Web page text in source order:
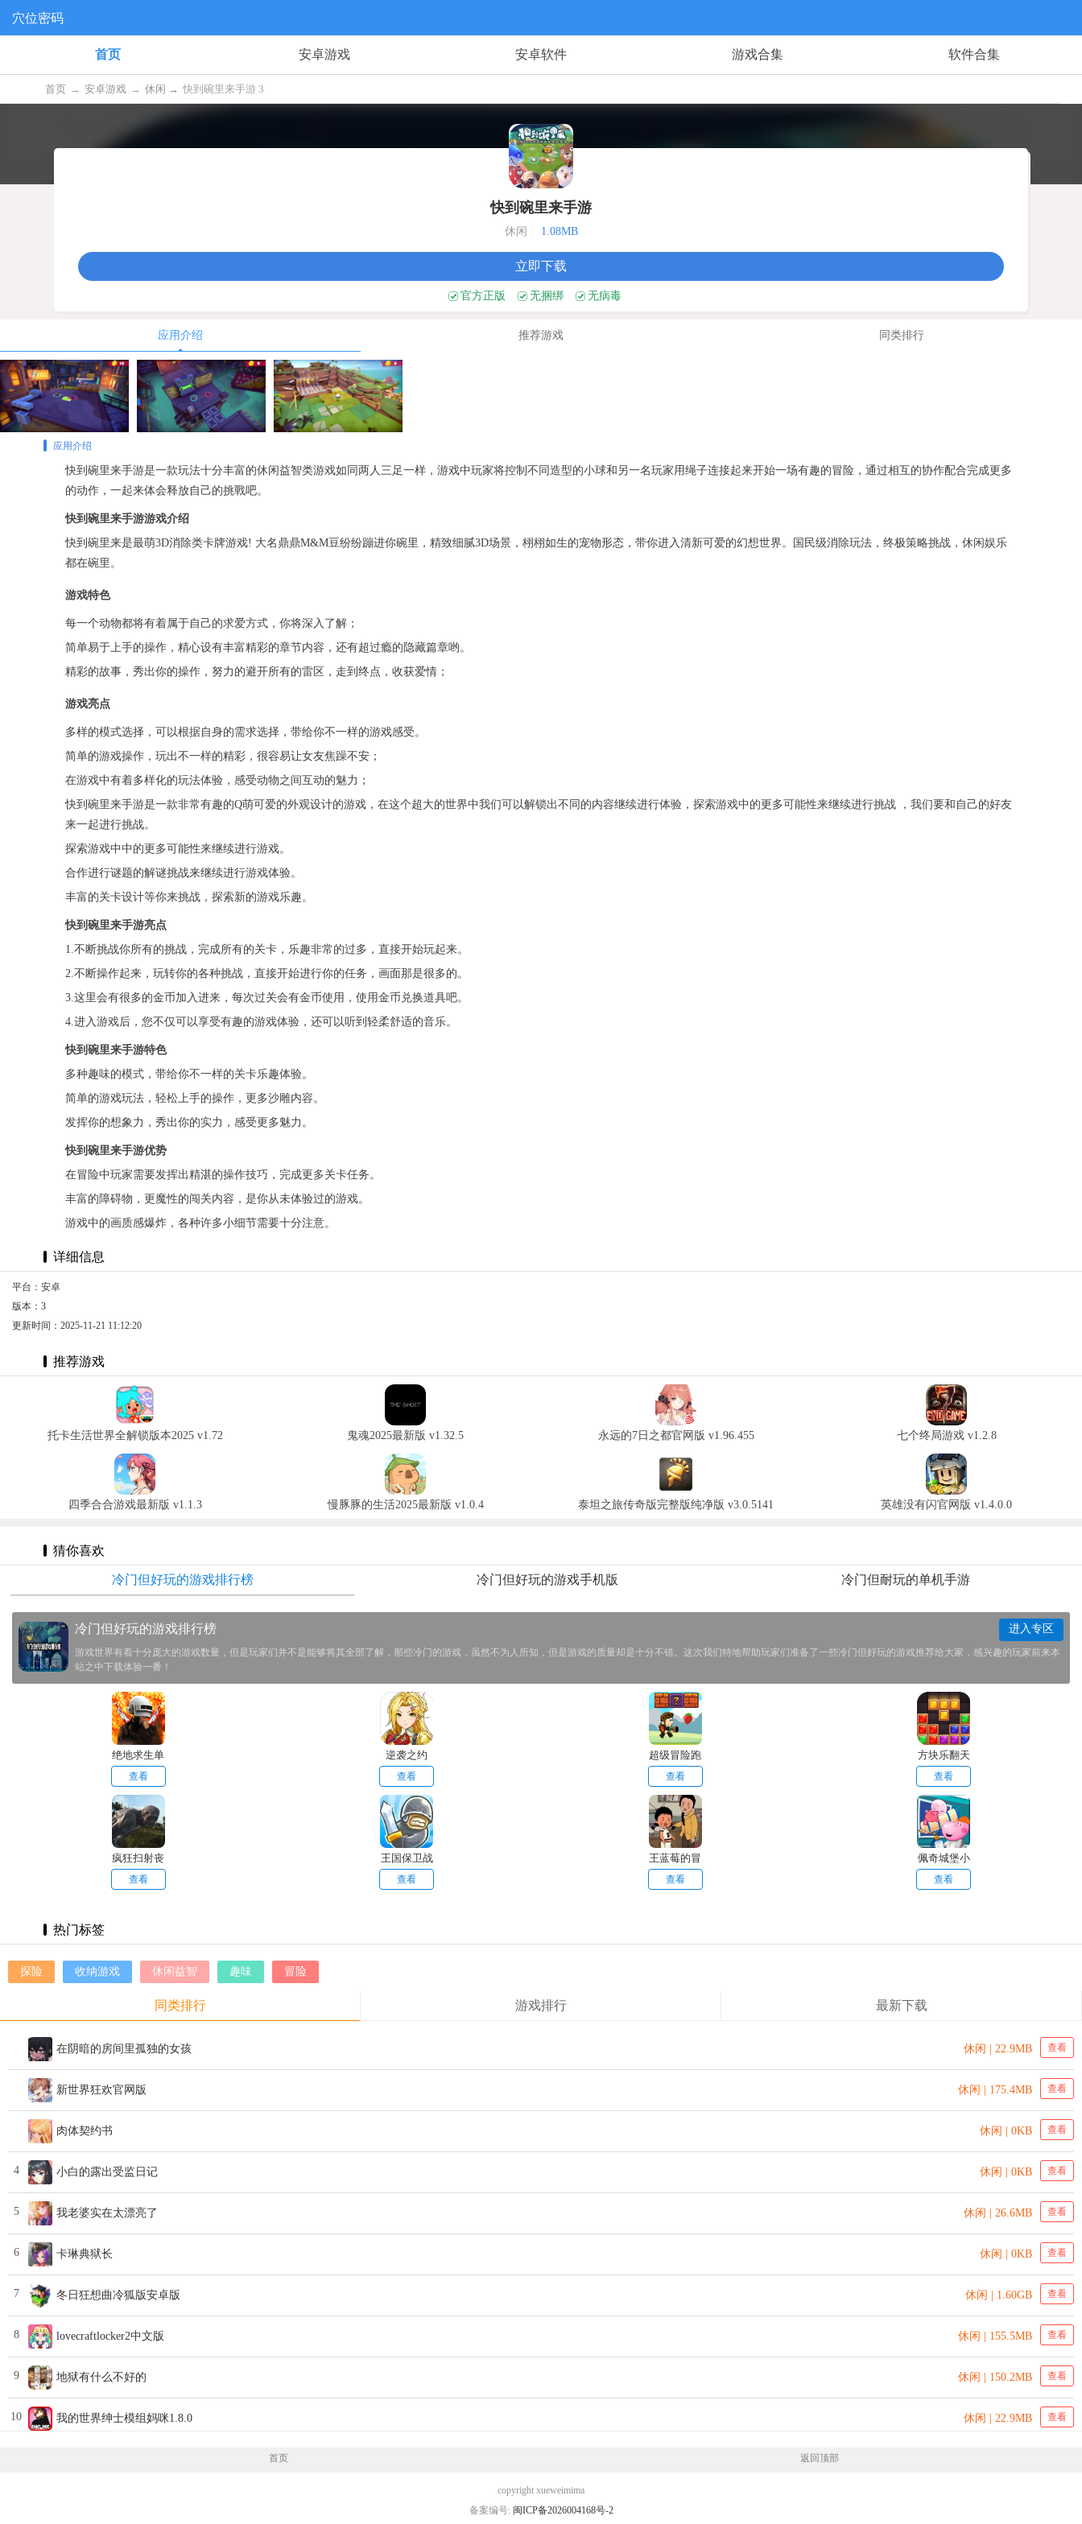
穴位密码
首页 安卓游戏 安卓软件 游戏合集 软件合集
首页 → 安卓游戏 → 休闲 → 快到碗里来手游 3
快到碗里来手游
休闲 1.08MB
立即下载
官方正版 无捆绑 无病毒
应用介绍 推荐游戏 同类排行
应用介绍
快到碗里来手游是一款玩法十分丰富的休闲益智类游戏如同两人三足一样，游戏中玩家将控制不同造型的小球和另一名玩家用绳子连接起来开始一场有趣的冒险，通过相互的协作配合完成更多
的动作，一起来体会释放自己的挑戰吧。
快到碗里来手游游戏介绍
快到碗里来是最萌3D消除类卡牌游戏! 大名鼎鼎M&M豆纷纷蹦进你碗里，精致细腻3D场景，栩栩如生的宠物形态，带你进入清新可爱的幻想世界。国民级消除玩法，终极策略挑战，休闲娱乐
都在碗里。
游戏特色
每一个动物都将有着属于自己的求爱方式，你将深入了解；
简单易于上手的操作，精心设有丰富精彩的章节内容，还有超过瘾的隐藏篇章哟。
精彩的故事，秀出你的操作，努力的避开所有的雷区，走到终点，收获爱情；
游戏亮点
多样的模式选择，可以根据自身的需求选择，带给你不一样的游戏感受。
简单的游戏操作，玩出不一样的精彩，很容易让女友焦躁不安；
在游戏中有着多样化的玩法体验，感受动物之间互动的魅力；
快到碗里来手游是一款非常有趣的Q萌可爱的外观设计的游戏，在这个超大的世界中我们可以解锁出不同的内容继续进行体验，探索游戏中的更多可能性来继续进行挑战 ，我们要和自己的好友
来一起进行挑战。
探索游戏中中的更多可能性来继续进行游戏。
合作进行谜题的解谜挑战来继续进行游戏体验。
丰富的关卡设计等你来挑战，探索新的游戏乐趣。
快到碗里来手游亮点
1.不断挑战你所有的挑战，完成所有的关卡，乐趣非常的过多，直接开始玩起来。
2.不断操作起来，玩转你的各种挑战，直接开始进行你的任务，画面那是很多的。
3.这里会有很多的金币加入进来，每次过关会有金币使用，使用金币兑换道具吧。
4.进入游戏后，您不仅可以享受有趣的游戏体验，还可以听到轻柔舒适的音乐。
快到碗里来手游特色
多种趣味的模式，带给你不一样的关卡乐趣体验。
简单的游戏玩法，轻松上手的操作，更多沙雕内容。
发挥你的想象力，秀出你的实力，感受更多魅力。
快到碗里来手游优势
在冒险中玩家需要发挥出精湛的操作技巧，完成更多关卡任务。
丰富的障碍物，更魔性的闯关内容，是你从未体验过的游戏。
游戏中的画质感爆炸，各种许多小细节需要十分注意。
详细信息
平台：安卓
版本：3
更新时间：2025-11-21 11:12:20
推荐游戏
托卡生活世界全解锁版本2025 v1.72 鬼魂2025最新版 v1.32.5 永远的7日之都官网版 v1.96.455 七个终局游戏 v1.2.8
四季合合游戏最新版 v1.1.3 慢豚豚的生活2025最新版 v1.0.4 泰坦之旅传奇版完整版纯净版 v3.0.5141 英雄没有闪官网版 v1.4.0.0
猜你喜欢
冷门但好玩的游戏排行榜 冷门但好玩的游戏手机版 冷门但耐玩的单机手游
冷门但好玩的游戏排行榜
游戏世界有着十分庞大的游戏数量，但是玩家们并不是能够将其全部了解，那些冷门的游戏，虽然不为人所知，但是游戏的质量却是十分不错。这次我们特地帮助玩家们准备了一些冷门但好玩的游戏推荐给大家，感兴趣的玩家前来本
站之中下载体验一番！
进入专区
绝地求生单
机版
查看
逆袭之约
查看
超级冒险跑
步
查看
方块乐翻天
查看
疯狂扫射丧
尸生存
查看
王国保卫战
查看
王蓝莓的冒
险生活
查看
佩奇城堡小
英雄
查看
热门标签
探险 收纳游戏 休闲益智 趣味 冒险
同类排行 游戏排行 最新下载
在阴暗的房间里孤独的女孩 休闲 | 22.9MB 查看
新世界狂欢官网版 休闲 | 175.4MB 查看
肉体契约书 休闲 | 0KB 查看
4 小白的露出受监日记 休闲 | 0KB 查看
5 我老婆实在太漂亮了 休闲 | 26.6MB 查看
6 卡琳典狱长 休闲 | 0KB 查看
7 冬日狂想曲冷狐版安卓版 休闲 | 1.60GB 查看
8 lovecraftlocker2中文版 休闲 | 155.5MB 查看
9 地狱有什么不好的 休闲 | 150.2MB 查看
10 我的世界绅士模组妈咪1.8.0 休闲 | 22.9MB 查看
首页 返回顶部
copyright xueweimima
备案编号: 闽ICP备2026004168号-2